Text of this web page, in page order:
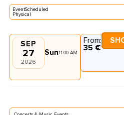
EventScheduled
Physical
SEP
27
2026
Sun11:00 AM
From:
35 €